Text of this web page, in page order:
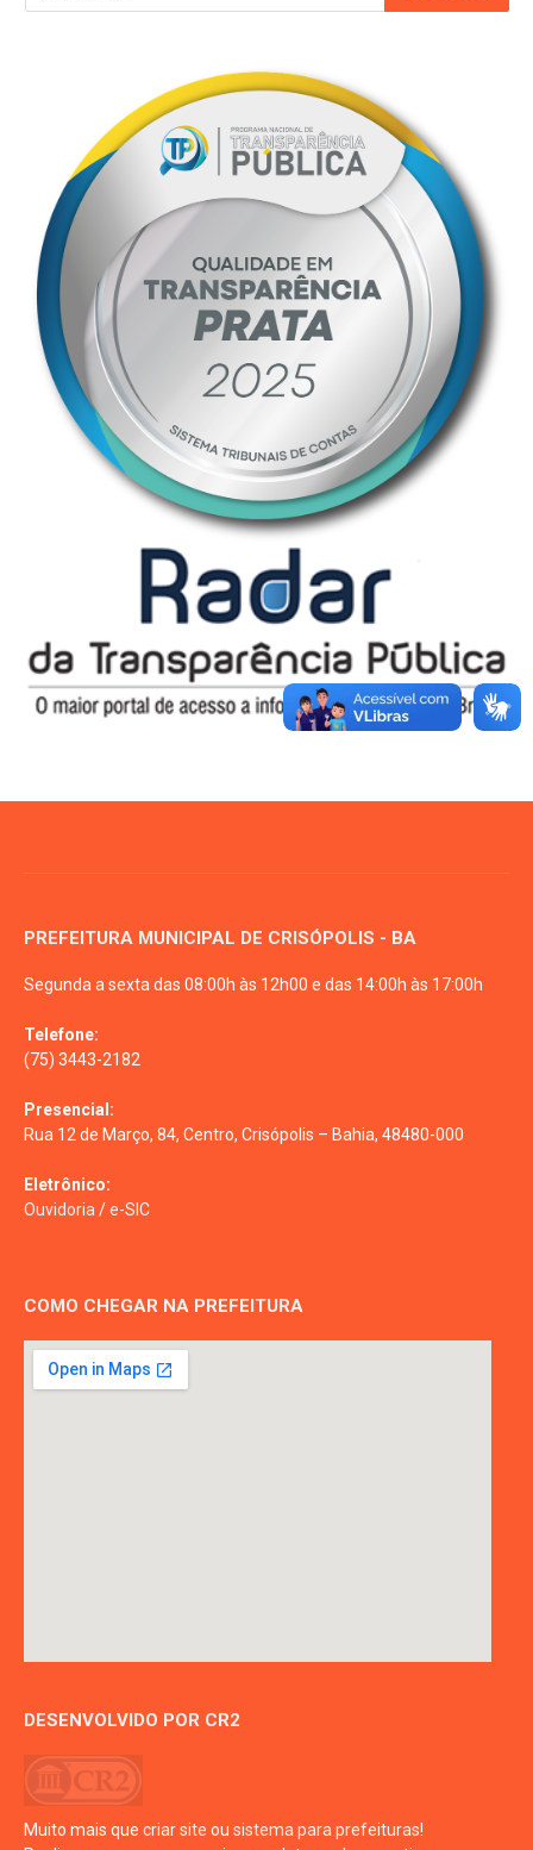
PREFEITURA MUNICIPAL DE CRISÓPOLIS - BA
Segunda a sexta das 08:00h às 12h00 e das 14:00h às 17:00h
Telefone:
(75) 3443-2182
Presencial:
Rua 12 de Março, 84, Centro, Crisópolis – Bahia, 48480-000
Eletrônico:
Ouvidoria /e-SIC
COMO CHEGAR NA PREFEITURA
DESENVOLVIDO POR CR2
Muito mais que criar site ou sistema para prefeituras!